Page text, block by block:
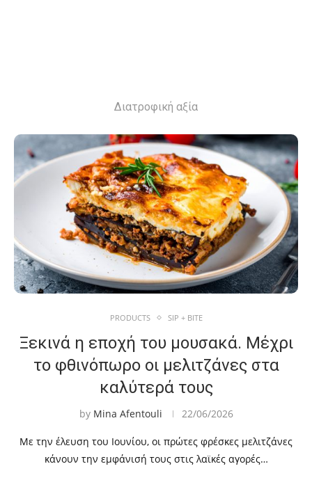
Διατροφική αξία
PRODUCTS SIP + BITE
Ξεκινά η εποχή του μουσακά. Μέχρι
το φθινόπωρο οι μελιτζάνες στα
καλύτερά τους
by Mina Afentouli 22/06/2026
Με την έλευση του Ιουνίου, οι πρώτες φρέσκες μελιτζάνες
κάνουν την εμφάνισή τους στις λαϊκές αγορές…